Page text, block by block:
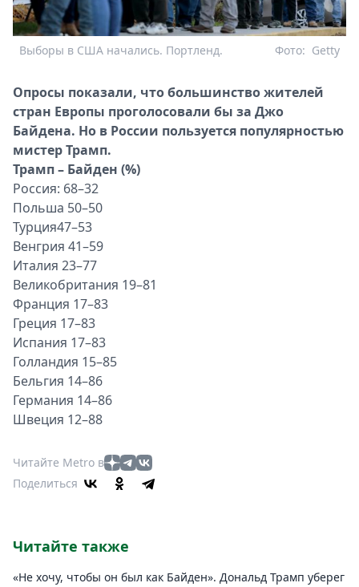
Выборы в США начались. Портленд. Getty
Фото:
Опросы показали, что большинство жителей
стран Европы проголосовали бы за Джо
Байдена. Но в России пользуется популярностью
мистер Трамп.
Трамп – Байден (%)
Россия: 68–32
Польша 50–50
Турция47–53
Венгрия 41–59
Италия 23–77
Великобритания 19–81
Франция 17–83
Греция 17–83
Испания 17–83
Голландия 15–85
Бельгия 14–86
Германия 14–86
Швеция 12–88
Читайте Metro в
Поделиться
Читайте также
«Не хочу, чтобы он был как Байден». Дональд Трамп уберег